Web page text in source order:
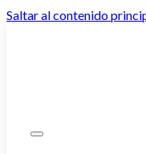
Saltar al contenido